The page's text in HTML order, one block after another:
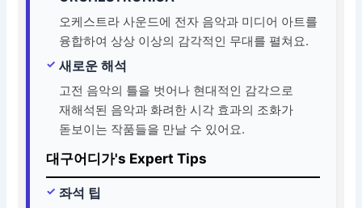
오케스트라 사운드에 전자 음악과 미디어 아트를
융합하여 상상 이상의 감각적인 무대를 펼쳐요.
새로운 해석
고전 음악의 틀을 벗어나 현대적인 감각으로
재해석된 음악과 화려한 시각 효과의 조화가
돋보이는 작품들을 만날 수 있어요.
대구어디가's Expert Tips
좌석 팁